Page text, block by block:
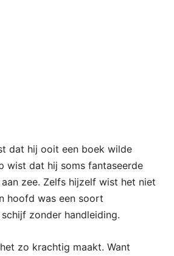
dat hij ooit een boek wilde
wist dat hij soms fantaseerde
zee. Zelfs hijzelf wist het niet
hoofd was een soort
zonder handleiding.
zo krachtig maakt. Want